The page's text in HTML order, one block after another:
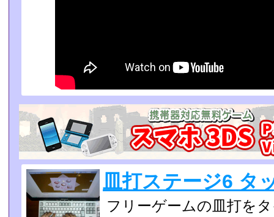
皿打ステージ6 タ
フリーゲームの皿打を